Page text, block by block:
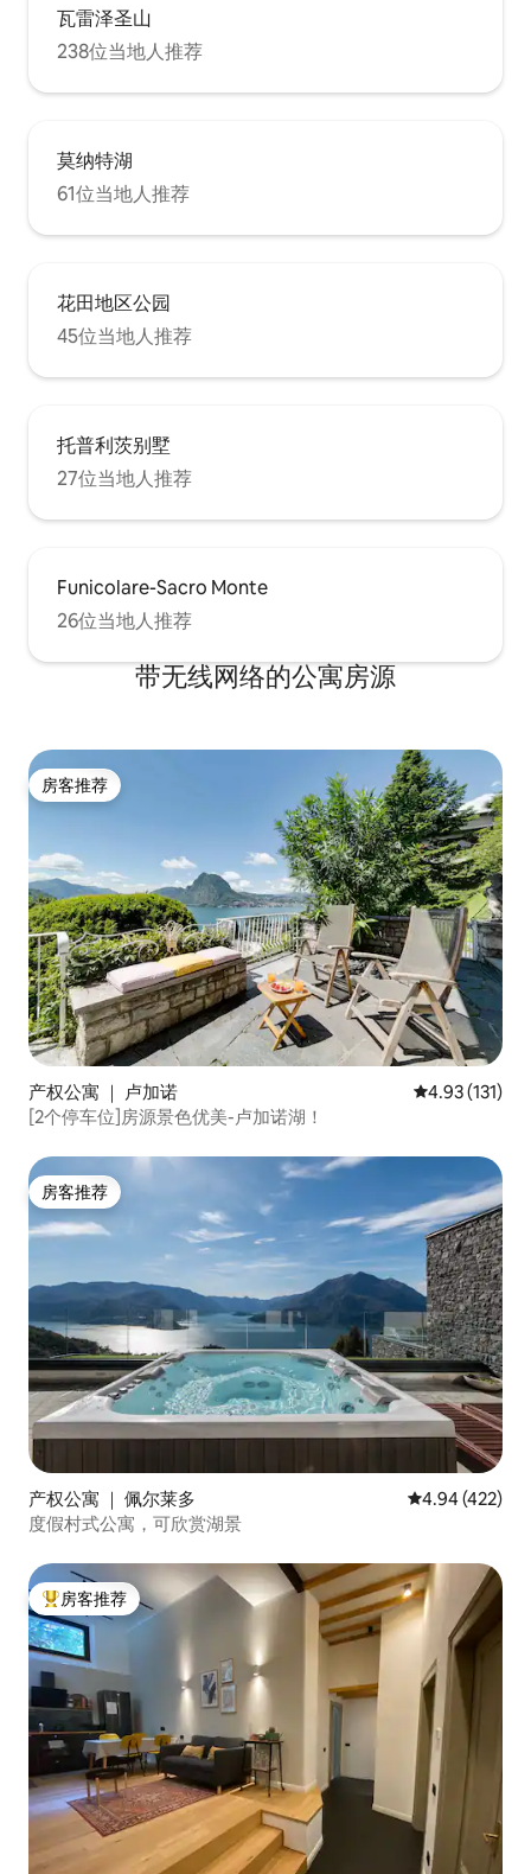
Blevio的小墓地里，可以参观1865年去世
瓦雷泽圣山
238位当地人推荐
莫纳特湖
61位当地人推荐
花田地区公园
45位当地人推荐
托普利茨别墅
27位当地人推荐
Funicolare-Sacro Monte
26位当地人推荐
带无线网络的公寓房源
房客推荐
房客推荐
产权公寓 ｜ 卢加诺 平均评分 4.93
4.93 (131)
[2个停车位]房源景色优美-卢加诺湖！
房客推荐
房客推荐
产权公寓 ｜ 佩尔莱多 平均评分 4.94
4.94 (422)
度假村式公寓，可欣赏湖景
热门「房客推荐」
房客推荐